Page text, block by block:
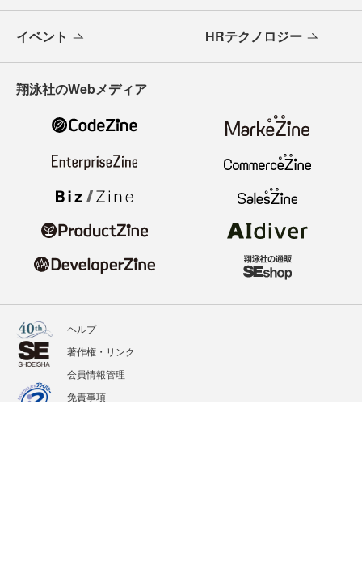
イベント HRテクノロジー
翔泳社のWebメディア
ヘルプ
著作権・リンク
会員情報管理
免責事項